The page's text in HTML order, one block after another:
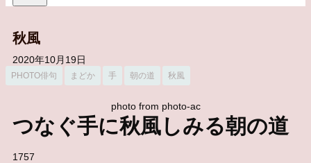
秋風
2020年10月19日
PHOTO俳句 まどか 手 朝の道 秋風
photo from photo-ac
つなぐ手に秋風しみる朝の道
1757